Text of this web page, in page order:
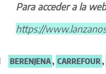
Para acceder a la
https://
BERENJENA, CARREFOUR ,